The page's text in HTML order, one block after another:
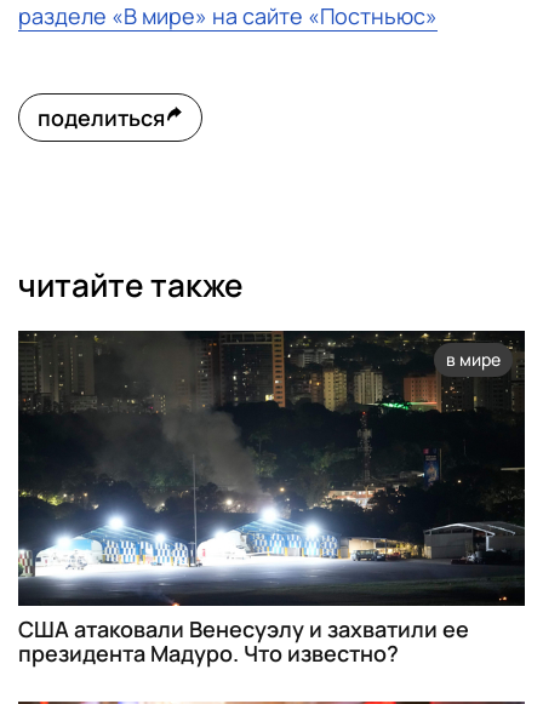
разделе «В мире» на сайте «Постньюс»
поделиться
читайте также
в мире
США атаковали Венесуэлу и захватили ее
президента Мадуро. Что известно?